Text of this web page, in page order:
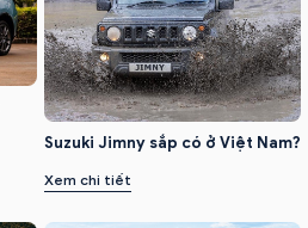
Suzuki Jimny sắp có ở Việt Nam?
Xem chi tiết